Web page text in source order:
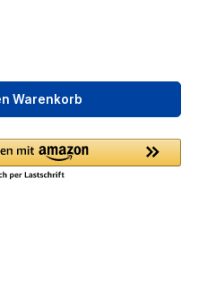
Wert
Warenkorb